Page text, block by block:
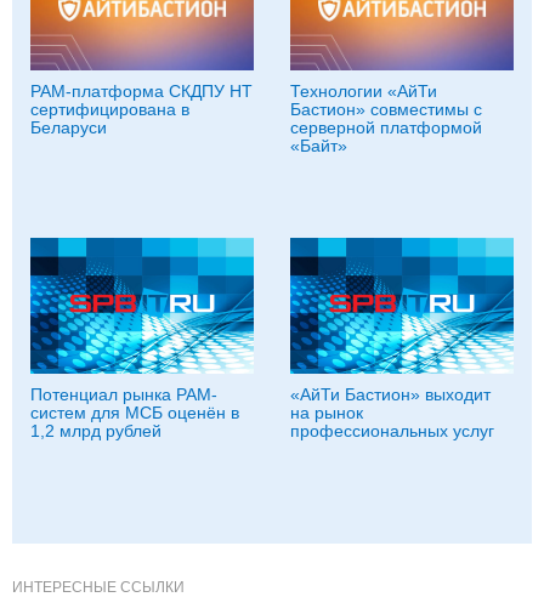
PAM-платформа СКДПУ НТ
сертифицирована в
Беларуси
Технологии «АйТи
Бастион» совместимы с
серверной платформой
«Байт»
Потенциал рынка PAM-
систем для МСБ оценён в
1,2 млрд рублей
«АйТи Бастион» выходит
на рынок
профессиональных услуг
ИНТЕРЕСНЫЕ ССЫЛКИ